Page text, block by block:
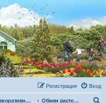
Вход
Регистрация
Декоративный сад Обмен растениями